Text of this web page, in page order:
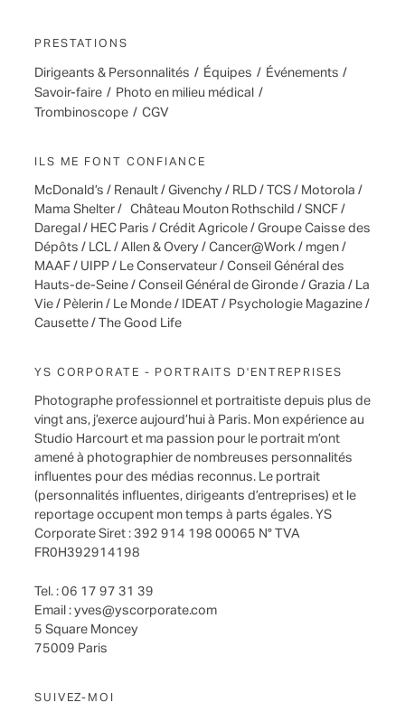
PRESTATIONS
Dirigeants & Personnalités / Équipes / Événements /
Savoir-faire / Photo en milieu médical
/
Trombinoscope / CGV
ILS ME FONT CONFIANCE
McDonald’s / Renault / Givenchy / RLD / TCS / Motorola /
Mama Shelter / Château Mouton Rothschild / SNCF /
Daregal / HEC Paris / Crédit Agricole / Groupe Caisse des
Dépôts / LCL / Allen & Overy / Cancer@Work / mgen /
MAAF / UIPP / Le Conservateur / Conseil Général des
Hauts-de-Seine / Conseil Général de Gironde / Grazia / La
Vie / Pèlerin / Le Monde / IDEAT / Psychologie Magazine /
Causette / The Good Life
YS CORPORATE - PORTRAITS D'ENTREPRISES
Photographe professionnel et portraitiste depuis plus de
vingt ans, j’exerce aujourd’hui à Paris. Mon expérience au
Studio Harcourt et ma passion pour le portrait m’ont
amené à photographier de nombreuses personnalités
influentes pour des médias reconnus. Le portrait
(personnalités influentes, dirigeants d’entreprises) et le
reportage occupent mon temps à parts égales. YS
Corporate Siret : 392 914 198 00065 N° TVA
FR0H392914198
Tel. : 06 17 97 31 39
Email : yves@yscorporate.com
5 Square Moncey
75009 Paris
SUIVEZ-MOI